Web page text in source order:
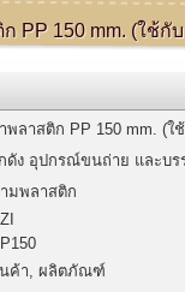
PP 150 mm. (ใช้กั
พลาสติก PP 150 mm. (ใ
ดัง อุปกรณ์ขนถ่าย และบ
มพลาสติก
ค้า, ผลิตภัณฑ์